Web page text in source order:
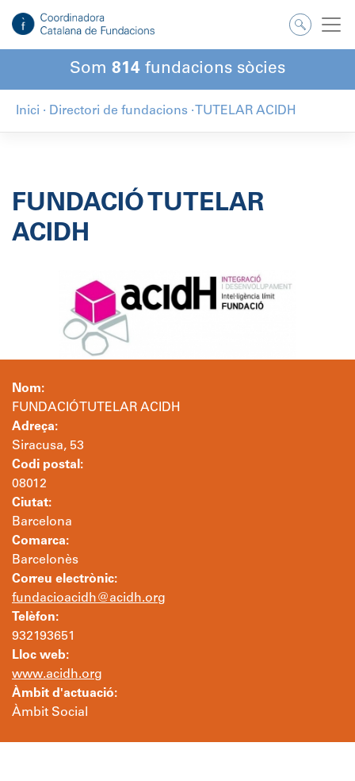
contingut
Som 814 fundacions sòcies
Inici · Directori de fundacions · TUTELAR ACIDH
FUNDACIÓ TUTELAR
ACIDH
Nom:
FUNDACIÓ TUTELAR ACIDH
Adreça:
Siracusa, 53
Codi postal:
08012
Ciutat:
Barcelona
Comarca:
Barcelonès
Correu electrònic:
fundacioacidh@acidh.org
Telèfon:
932193651
Lloc web:
www.acidh.org
Àmbit d'actuació:
Àmbit Social